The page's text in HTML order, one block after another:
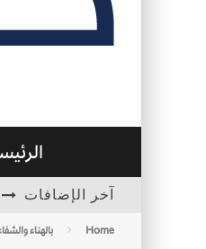
آخر الإضافات
Home بالهناء